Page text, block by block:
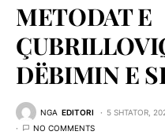
METODAT E
DËBIMIN E
NGA EDITORI 5 SHTATOR,
NO COMMENTS